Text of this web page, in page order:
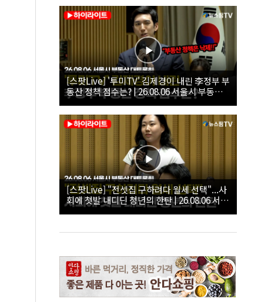
[스팟Live] '투미TV' 김제경이 내린 李정부 부
동산 정책 점수는? | 26.08.06 서울시 부동산
대토론회
[스팟Live] "전셋집 구하려다 월세 선택"...사
회에 첫발 내디딘 청년의 한탄 | 26.08.06 서울
시 부동산 대토론회